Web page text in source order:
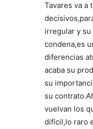
Tavares va a
irregular y su
condena,es
diferencias
acaba su
su
su
vuelvan los
difícil,lo raro